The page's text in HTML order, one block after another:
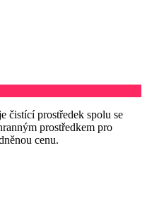
čistící prostředek spolu se
prostředkem pro
cenu.